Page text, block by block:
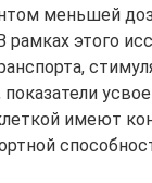
меньшей
этого
имеют